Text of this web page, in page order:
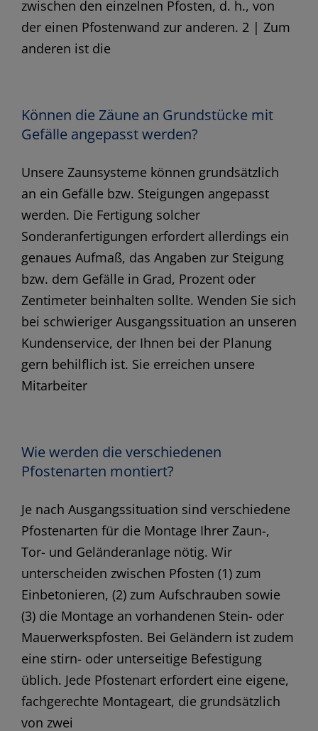
zwischen den einzelnen Pfosten, d. h., von
der einen Pfostenwand zur anderen. 2 | Zum
anderen ist die
Können die Zäune an Grundstücke mit
Gefälle angepasst werden?
Unsere Zaunsysteme können grundsätzlich
an ein Gefälle bzw. Steigungen angepasst
werden. Die Fertigung solcher
Sonderanfertigungen erfordert allerdings ein
genaues Aufmaß, das Angaben zur Steigung
bzw. dem Gefälle in Grad, Prozent oder
Zentimeter beinhalten sollte. Wenden Sie sich
bei schwieriger Ausgangssituation an unseren
Kundenservice, der Ihnen bei der Planung
gern behilflich ist. Sie erreichen unsere
Mitarbeiter
Wie werden die verschiedenen
Pfostenarten montiert?
Je nach Ausgangssituation sind verschiedene
Pfostenarten für die Montage Ihrer Zaun-,
Tor- und Geländeranlage nötig. Wir
unterscheiden zwischen Pfosten (1) zum
Einbetonieren, (2) zum Aufschrauben sowie
(3) die Montage an vorhandenen Stein- oder
Mauerwerkspfosten. Bei Geländern ist zudem
eine stirn- oder unterseitige Befestigung
üblich. Jede Pfostenart erfordert eine eigene,
fachgerechte Montageart, die grundsätzlich
von zwei